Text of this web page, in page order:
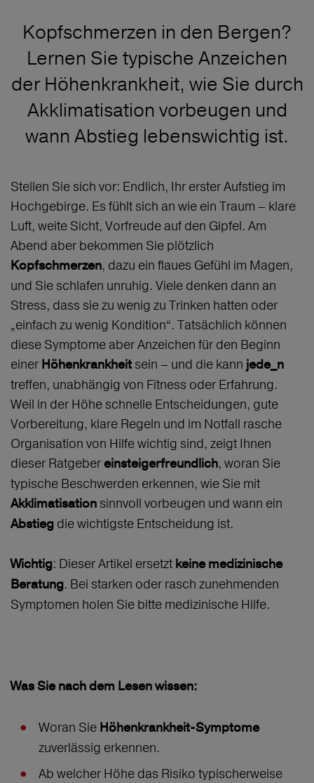
Kopfschmerzen in den Bergen?
Lernen Sie typische Anzeichen
der Höhenkrankheit, wie Sie durch
Akklimatisation vorbeugen und
wann Abstieg lebenswichtig ist.
Stellen Sie sich vor: Endlich, Ihr erster Aufstieg im
Hochgebirge. Es fühlt sich an wie ein Traum – klare
Luft, weite Sicht, Vorfreude auf den Gipfel. Am
Abend aber bekommen Sie plötzlich
Kopfschmerzen, dazu ein flaues Gefühl im Magen,
und Sie schlafen unruhig. Viele denken dann an
Stress, dass sie zu wenig zu Trinken hatten oder
„einfach zu wenig Kondition“. Tatsächlich können
diese Symptome aber Anzeichen für den Beginn
einer Höhenkrankheit sein – und die kann jede_n
treffen, unabhängig von Fitness oder Erfahrung.
Weil in der Höhe schnelle Entscheidungen, gute
Vorbereitung, klare Regeln und im Notfall rasche
Organisation von Hilfe wichtig sind, zeigt Ihnen
dieser Ratgebereinsteigerfreundlich, woran Sie
typische Beschwerden erkennen, wie Sie mit
Akklimatisation sinnvoll vorbeugen und wann ein
Abstieg die wichtigste Entscheidung ist.
Wichtig: Dieser Artikel ersetzt keine medizinische
Beratung. Bei starken oder rasch zunehmenden
Symptomen holen Sie bitte medizinische Hilfe.
Was Sie nach dem Lesen wissen:
Woran Sie Höhenkrankheit-Symptome
zuverlässig erkennen.
Ab welcher Höhe das Risiko typischerweise